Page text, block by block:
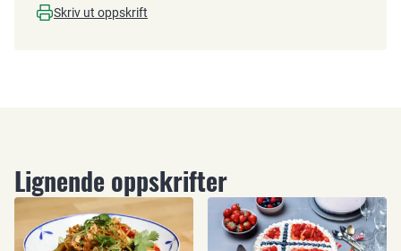
Skriv ut oppskrift
Lignende oppskrifter